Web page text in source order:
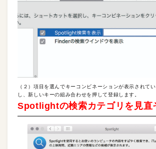
（２）項目を選んでキーコンビネーションが表示されて
し、新しいキーの組み合わせを押して登録します。
Spotlightの検索カテゴリを見直